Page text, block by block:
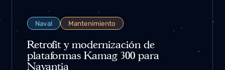
Naval Mantenimiento